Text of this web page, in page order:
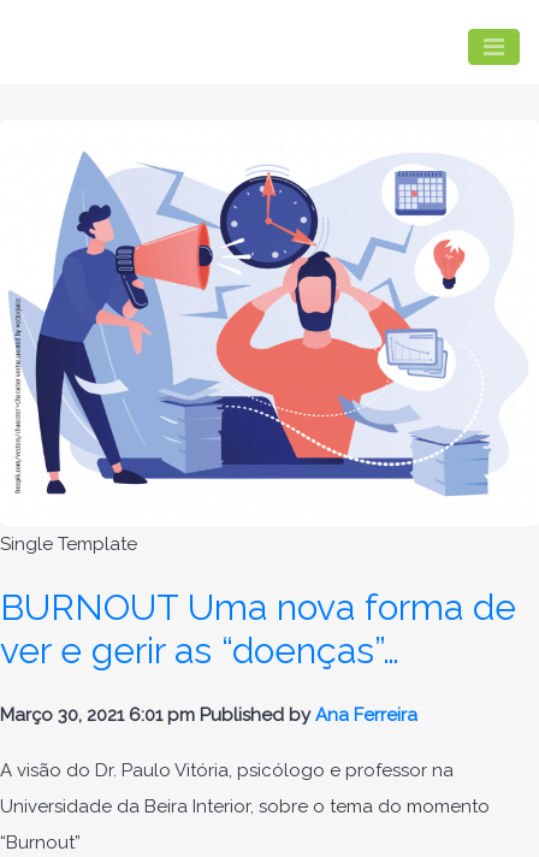
Single Template
BURNOUT Uma nova forma de
ver e gerir as “doenças”…
Março 30, 2021 6:01 pm Published byAna Ferreira
A visão do Dr. Paulo Vitória, psicólogo e professor na
Universidade da Beira Interior, sobre o tema do momento
“Burnout”